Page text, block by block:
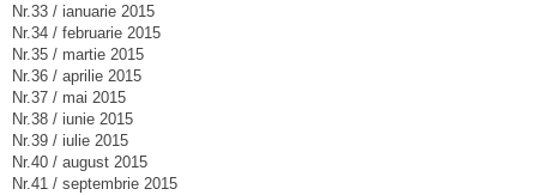
Nr.33 / ianuarie 2015
Nr.34 / februarie 2015
Nr.35 / martie 2015
Nr.36 / aprilie 2015
Nr.37 / mai 2015
Nr.38 / iunie 2015
Nr.39 / iulie 2015
Nr.40 / august 2015
Nr.41 / septembrie 2015